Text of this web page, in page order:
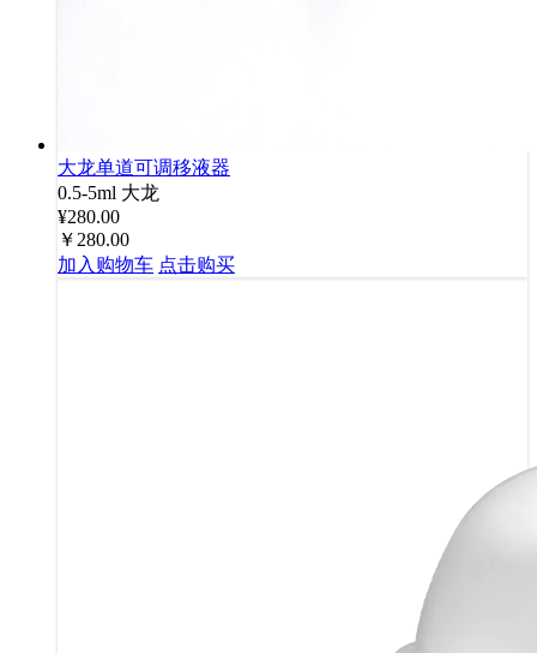
大龙单道可调移液器
0.5-5ml 大龙
¥280.00
￥280.00
加入购物车 点击购买